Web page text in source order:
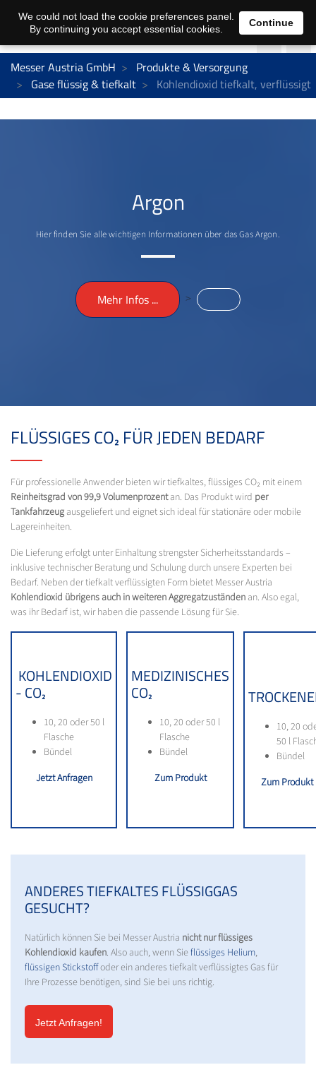
Messer Austria GmbH
Produkte & Versorgung
Gase flüssig & tiefkalt
Kohlendioxid tiefkalt, verflüssigt
Argon
Hier finden Sie alle wichtigen Informationen über das Gas Argon.
Mehr Infos ... >
FLÜSSIGES CO₂ FÜR JEDEN BEDARF
Für professionelle Anwender bieten wir tiefkaltes, flüssiges CO₂ mit einem
Reinheitsgrad von 99,9 Volumenprozentan. Das Produkt wird per
Tankfahrzeugausgeliefert und eignet sich ideal für stationäre oder mobile
Lagereinheiten.
Die Lieferung erfolgt unter Einhaltung strengster Sicherheitsstandards –
inklusive technischer Beratung und Schulung durch unsere Experten bei
Bedarf. Neben der tiefkalt verflüssigten Form bietet Messer Austria
Kohlendioxid übrigens auch in weiteren Aggregatzuständenan. Also egal,
was ihr Bedarf ist, wir haben die passende Lösung für Sie.
KOHLENDIOXID
- CO₂
10, 20 oder 50 l
Flasche
Bündel
Jetzt Anfragen
MEDIZINISCHES
CO₂
10, 20 oder 50 l
Flasche
Bündel
Zum Produkt
10, 20
50 l
Bündel
Zum Produkt
ANDERES TIEFKALTES FLÜSSIGGAS
GESUCHT?
Natürlich können Sie bei Messer Austria nicht nur flüssiges
Kohlendioxid kaufen. Also auch, wenn Sieflüssiges Helium,
flüssigen Stickstoffoder ein anderes tiefkalt verflüssigtes Gas für
Ihre Prozesse benötigen, sind Sie bei uns richtig.
Jetzt Anfragen!
We could not load the cookie preferences panel.
By continuing you accept essential cookies.
Continue